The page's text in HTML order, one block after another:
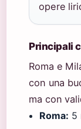
opere
Principali
Roma e
con una
ma con
Roma: 5